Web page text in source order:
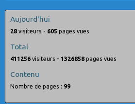
Aujourd'hui
28 visiteurs - 605 pages vues
Total
411256 visiteurs - 1326858 pages vues
Contenu
Nombre de pages : 99